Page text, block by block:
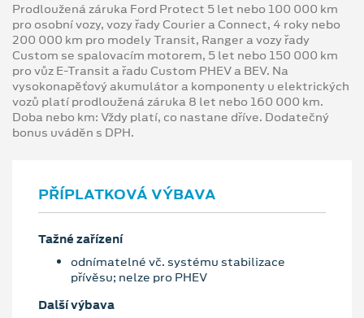
Prodloužená záruka Ford Protect 5 let nebo 100 000 km
pro osobní vozy, vozy řady Courier a Connect, 4 roky nebo
200 000 km pro modely Transit, Ranger a vozy řady
Custom se spalovacím motorem, 5 let nebo 150 000 km
pro vůz E-Transit a řadu Custom PHEV a BEV. Na
vysokonapěťový akumulátor a komponenty u elektrických
vozů platí prodloužená záruka 8 let nebo 160 000 km.
Doba nebo km: Vždy platí, co nastane dříve. Dodatečný
bonus uváděn s DPH.
PŘÍPLATKOVÁ VÝBAVA
Tažné zařízení
odnímatelné vč. systému stabilizace
přívěsu; nelze pro PHEV
Další výbava